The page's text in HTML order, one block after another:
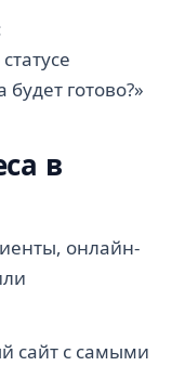
готово?»
в
онлайн-
сайт с самыми